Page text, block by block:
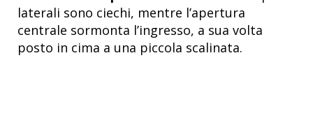
laterali sono ciechi, mentre l’apertura
centrale sormonta l’ingresso, a sua volta
posto in cima a una piccola scalinata.